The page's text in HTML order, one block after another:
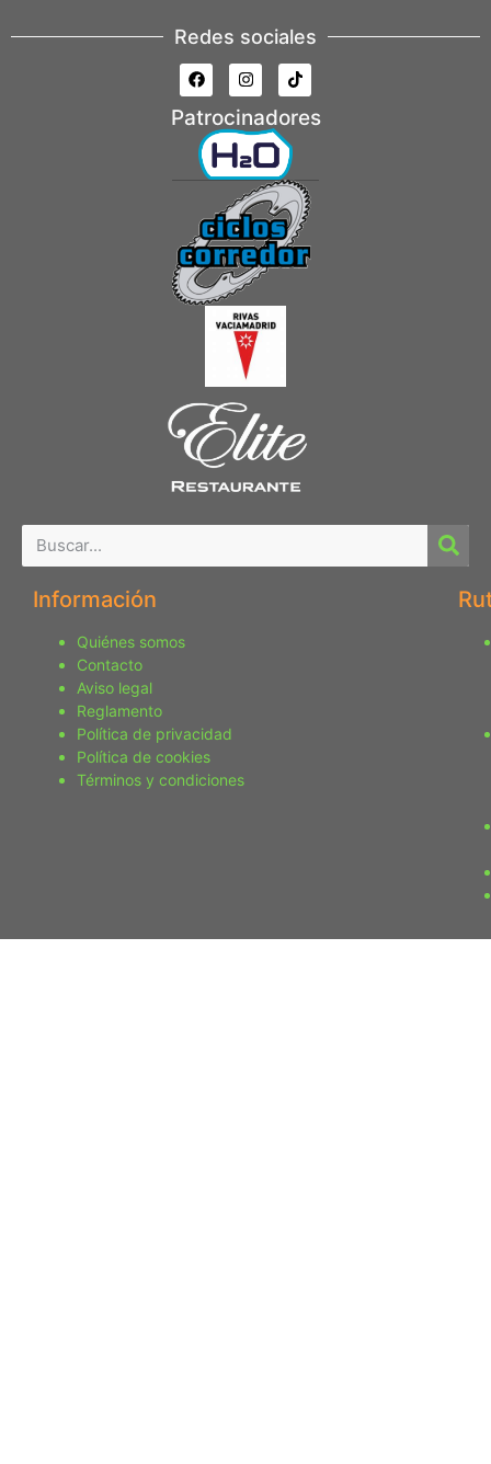
Redes sociales
Patrocinadores
Información
Quiénes somos
Contacto
Aviso legal
Reglamento
Política de privacidad
Política de cookies
Términos y condiciones